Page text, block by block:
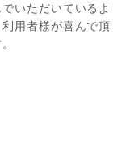
いただいているよ
用者様が喜んで頂